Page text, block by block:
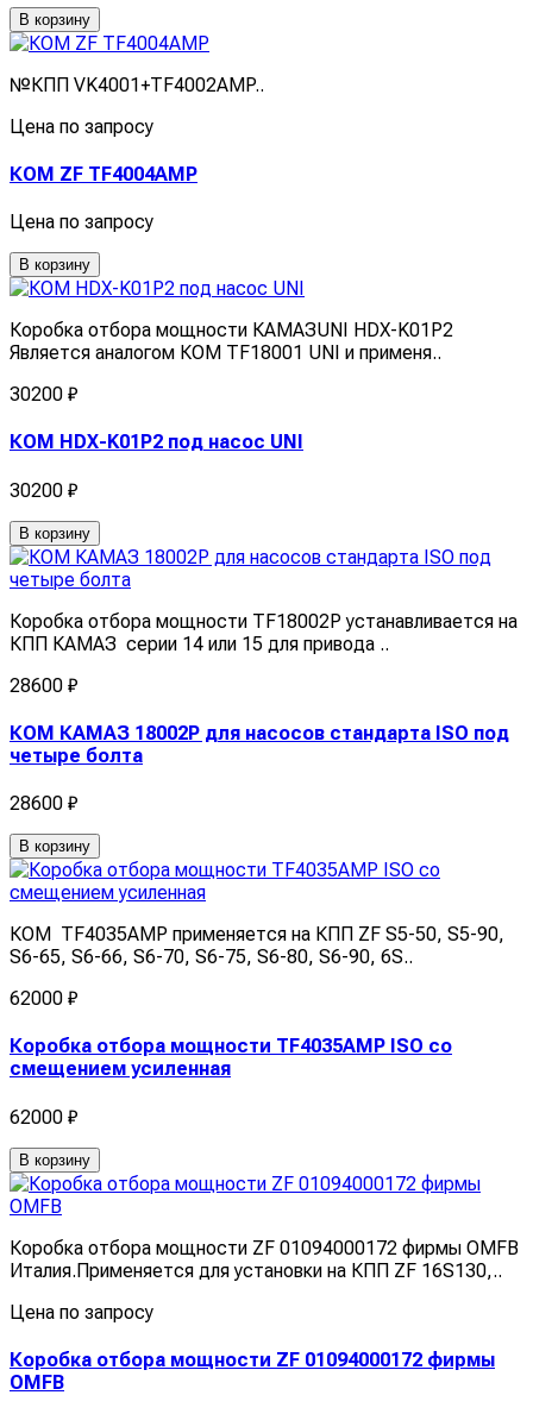
В корзину
№КПП VK4001+TF4002AMP..
Цена по запросу
КОМ ZF TF4004AMP
Цена по запросу
В корзину
Коробка отбора мощности КАМАЗUNI HDX-K01P2
Является аналогом КОМ TF18001 UNI и применя..
30200 ₽
КОМ HDX-K01P2 под насос UNI
30200 ₽
В корзину
Коробка отбора мощности TF18002P устанавливается на
КПП КАМАЗ серии 14 или 15 для привода ..
28600 ₽
КОМ КАМАЗ 18002Р для насосов стандарта ISO под
четыре болта
28600 ₽
В корзину
КОМ TF4035AMP применяется на КПП ZF S5-50, S5-90,
S6-65, S6-66, S6-70, S6-75, S6-80, S6-90, 6S..
62000 ₽
Коробка отбора мощности TF4035AMP ISO со
смещением усиленная
62000 ₽
В корзину
Коробка отбора мощности ZF 01094000172 фирмы OMFB
Италия.Применяется для установки на КПП ZF 16S130,..
Цена по запросу
Коробка отбора мощности ZF 01094000172 фирмы
OMFB